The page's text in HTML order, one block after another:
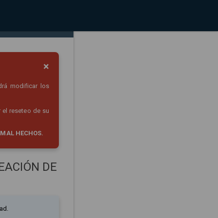
×
modificar los
el reseteo de su
HECHOS.
DE